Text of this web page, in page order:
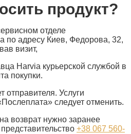
продукт?
отделе
по адресу Киев, Федорова, 32,
визит,
Harvia курьерской службой в
покупки.
отправителя. Услуги
следует отменить.
возврат нужно заранее
+38 067 560-